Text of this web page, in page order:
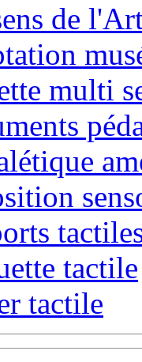
de
multi
tactile
tactile